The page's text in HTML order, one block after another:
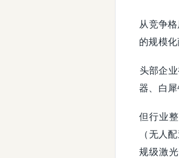
从竞争
的规模
头部企
器、白犀
但行业
（无人
规级激